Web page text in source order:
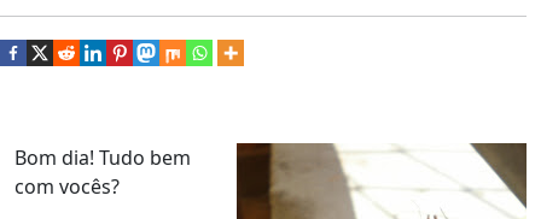
Bom dia! Tudo bem
com vocês?